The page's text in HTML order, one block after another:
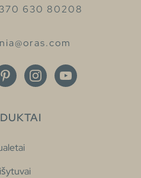
630 80208